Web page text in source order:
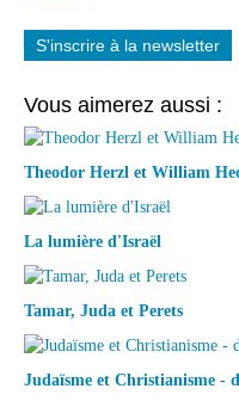
S'inscrire à la newsletter
Vous aimerez aussi :
Theodor Herzl et William
La lumière d'Israël
Tamar, Juda et Perets
Judaïsme et Christianisme -